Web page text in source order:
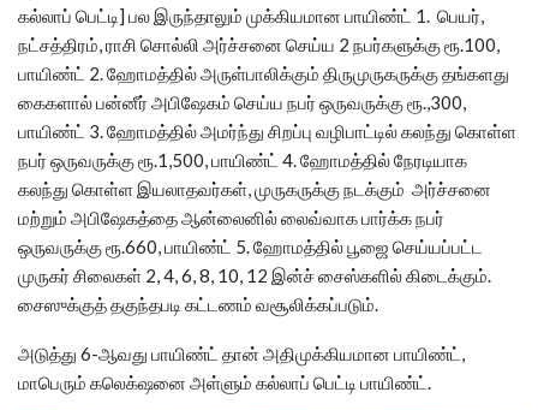
கல்லாப் பெட்டி] பல இருந்தாலும் முக்கியமான பாயிண்ட் 1. பெயர்,
நட்சத்திரம், ராசி சொல்லி அர்ச்சனை செய்ய 2 நபர்களுக்கு ரூ.100,
பாயிண்ட் 2. ஹோமத்தில் அருள்பாலிக்கும் திருமுருகருக்கு தங்களது
கைகளால் பன்னீர் அபிஷேகம் செய்ய நபர் ஒருவருக்கு ரூ.,300,
பாயிண்ட் 3. ஹோமத்தில் அமர்ந்து சிறப்பு வழிபாட்டில் கலந்து கொள்ள
நபர் ஒருவருக்கு ரூ.1,500, பாயிண்ட் 4. ஹோமத்தில் நேரடியாக
கலந்து கொள்ள இயலாதவர்கள், முருகருக்கு நடக்கும் அர்ச்சனை
மற்றும் அபிஷேகத்தை ஆன்லைனில் லைவ்வாக பார்க்க நபர்
ஒருவருக்கு ரூ.660, பாயிண்ட் 5. ஹோமத்தில் பூஜை செய்யப்பட்ட
முருகர் சிலைகள் 2, 4, 6, 8, 10, 12 இன்ச் சைஸ்களில் கிடைக்கும்.
சைஸுக்குத் தகுந்தபடி கட்டணம் வசூலிக்கப்படும்.
அடுத்து 6-ஆவது பாயிண்ட் தான் அதிமுக்கியமான பாயிண்ட்,
மாபெரும் கலெக்‌ஷனை அள்ளும் கல்லாப் பெட்டி பாயிண்ட்.